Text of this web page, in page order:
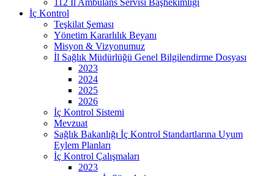
İç Kontrol
Teşkilat Şeması
Yönetim Kararlılık Beyanı
Misyon & Vizyonumuz
İl Sağlık Müdürlüğü Genel Bilgilendirme Dosyası
2023
2024
2025
2026
İç Kontrol Sistemi
Mevzuat
Sağlık Bakanlığı İç Kontrol Standartlarına Uyum
Eylem Planları
İç Kontrol Çalışmaları
2023